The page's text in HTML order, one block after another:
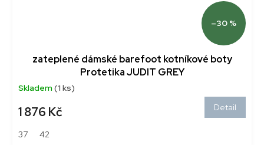
–30 %
zateplené dámské barefoot kotníkové boty
Protetika JUDIT GREY
Skladem(1 ks)
1 876 Kč Detail
37 42